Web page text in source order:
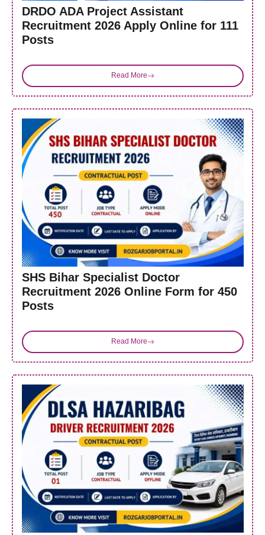
DRDO ADA Project Assistant
Recruitment 2026 Apply Online for 111
Posts
Read More
SHS Bihar Specialist Doctor
Recruitment 2026 Online Form for 450
Posts
Read More